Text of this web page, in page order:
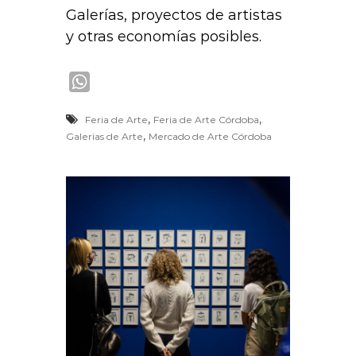
Galerías, proyectos de artistas
y otras economías posibles.
a
t
p
Feria de Arte, Feria de Arte Córdoba,
Galerias de Arte, Mercado de Arte Córdoba